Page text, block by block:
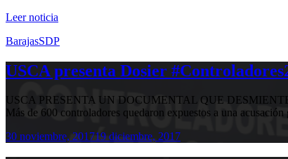
Leer noticia
BarajasSDP
USCA presenta Dosier
USCA PRESENTA UN DOCUMENTAL QUE
Más de 600 controladores quedaron expuestos a una
30 noviembre, 201719 diciembre, 2017